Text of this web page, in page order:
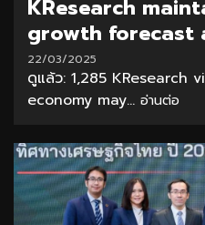
KResearch
growth forecast
22/03/2025
ดูแล้ว: 1,285 KResearch
economy may... อ่านต่อ